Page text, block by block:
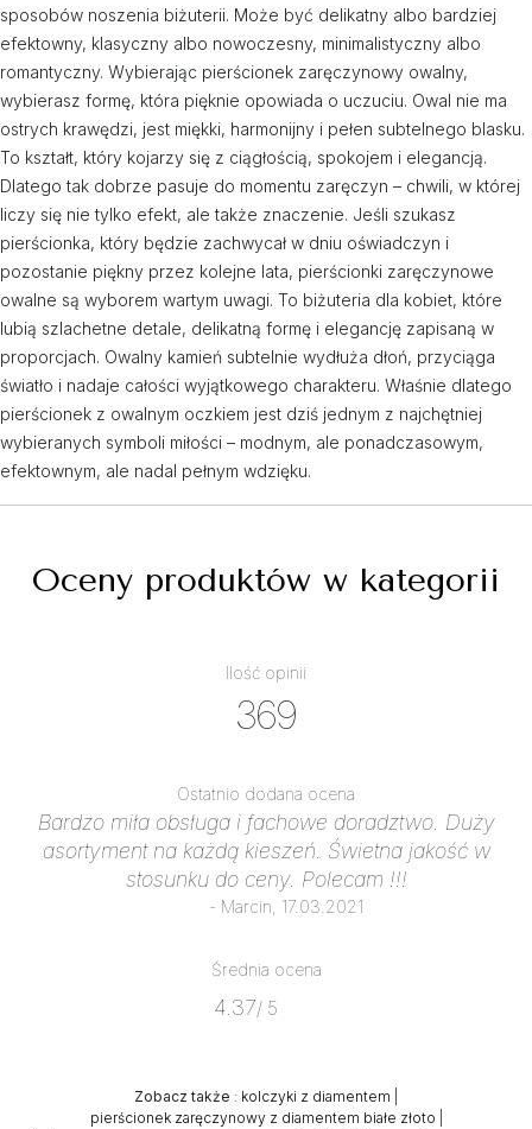
sposobów noszenia biżuterii. Może być delikatny albo bardziej
efektowny, klasyczny albo nowoczesny, minimalistyczny albo
romantyczny. Wybierając pierścionek zaręczynowy owalny,
wybierasz formę, która pięknie opowiada o uczuciu. Owal nie ma
ostrych krawędzi, jest miękki, harmonijny i pełen subtelnego blasku.
To kształt, który kojarzy się z ciągłością, spokojem i elegancją.
Dlatego tak dobrze pasuje do momentu zaręczyn – chwili, w której
liczy się nie tylko efekt, ale także znaczenie. Jeśli szukasz
pierścionka, który będzie zachwycał w dniu oświadczyn i
pozostanie piękny przez kolejne lata, pierścionki zaręczynowe
owalne są wyborem wartym uwagi. To biżuteria dla kobiet, które
lubią szlachetne detale, delikatną formę i elegancję zapisaną w
proporcjach. Owalny kamień subtelnie wydłuża dłoń, przyciąga
światło i nadaje całości wyjątkowego charakteru. Właśnie dlatego
pierścionek z owalnym oczkiem jest dziś jednym z najchętniej
wybieranych symboli miłości – modnym, ale ponadczasowym,
efektownym, ale nadal pełnym wdzięku.
Oceny produktów w kategorii
Ilość opinii
369
Ostatnio dodana ocena
Bardzo miła obsługa i fachowe doradztwo. Duży
asortyment na każdą kieszeń. Świetna jakość w
stosunku do ceny. Polecam !!!
- Marcin, 17.03.2021
Średnia ocena
4.37/ 5
Zobacz także : kolczyki z diamentem
pierścionek zaręczynowy z diamentem białe złoto